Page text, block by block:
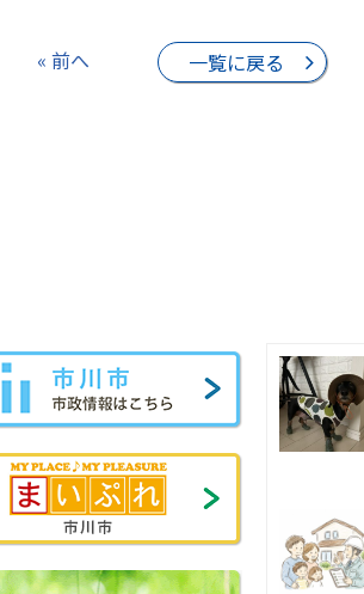
« 前へ 一覧に戻る